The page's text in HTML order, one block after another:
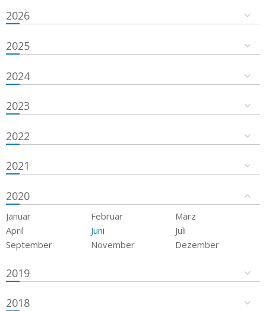
2026
2025
2024
2023
2022
2021
2020
Januar Februar
März
April
Juni
Juli
September
November Dezember
2019
2018